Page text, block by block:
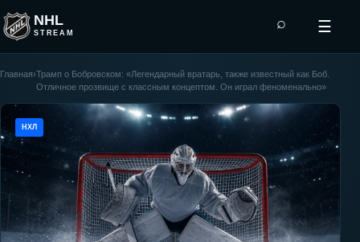
NHL
STREAM
⌕ ☰
Главная›Трамп о Бобровском: «Легендарный вратарь, также известный как Боб.
Отличное прозвище с классным концептом. Он играл феноменально»
НХЛ